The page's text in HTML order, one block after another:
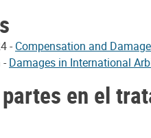
- Compensation and
- Damages in International
en el